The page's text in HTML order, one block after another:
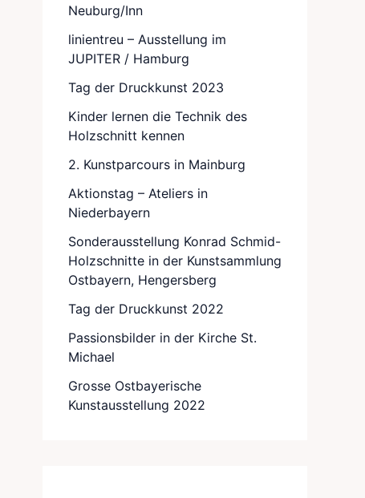
Neuburg/Inn
linientreu – Ausstellung im
JUPITER / Hamburg
Tag der Druckkunst 2023
Kinder lernen die Technik des
Holzschnitt kennen
2. Kunstparcours in Mainburg
Aktionstag – Ateliers in
Niederbayern
Sonderausstellung Konrad Schmid-
Holzschnitte in der Kunstsammlung
Ostbayern, Hengersberg
Tag der Druckkunst 2022
Passionsbilder in der Kirche St.
Michael
Grosse Ostbayerische
Kunstausstellung 2022